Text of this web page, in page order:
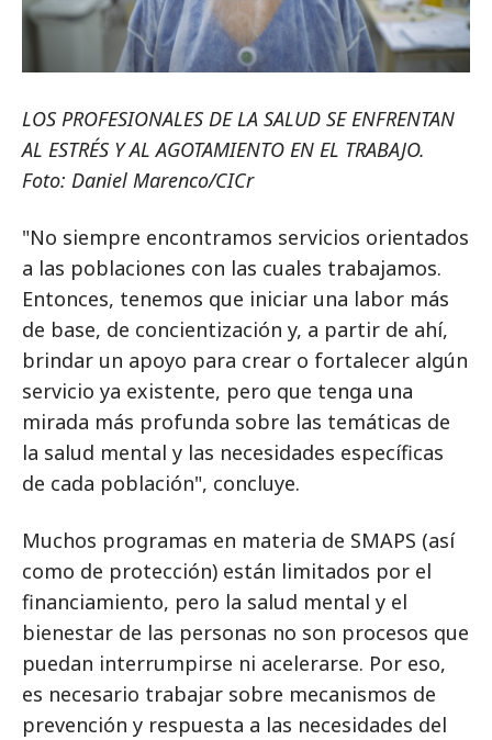
LOS PROFESIONALES DE LA SALUD SE ENFRENTAN
AL ESTRÉS Y AL AGOTAMIENTO EN EL TRABAJO.
Foto: Daniel Marenco/CICr
"No siempre encontramos servicios orientados
a las poblaciones con las cuales trabajamos.
Entonces, tenemos que iniciar una labor más
de base, de concientización y, a partir de ahí,
brindar un apoyo para crear o fortalecer algún
servicio ya existente, pero que tenga una
mirada más profunda sobre las temáticas de
la salud mental y las necesidades específicas
de cada población", concluye.
Muchos programas en materia de SMAPS (así
como de protección) están limitados por el
financiamiento, pero la salud mental y el
bienestar de las personas no son procesos que
puedan interrumpirse ni acelerarse. Por eso,
es necesario trabajar sobre mecanismos de
prevención y respuesta a las necesidades del